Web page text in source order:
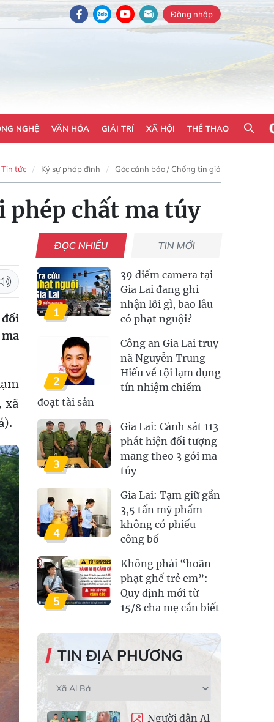
Đăng nhập
NGHỆ VĂN HÓA GIẢI TRÍ XÃ HỘI THỂ THAO
Tin tức Ký sự pháp đình Góc cảnh báo / Chống tin giả
phép chất ma túy
đối
xã
ĐỌC NHIỀU TIN MỚI
1
39 điểm camera tại
Gia Lai đang ghi
nhận lỗi gì, bao lâu
có phạt nguội?
2
Công an Gia Lai truy
nã Nguyễn Trung
Hiếu về tội lạm dụng
tín nhiệm chiếm
đoạt tài sản
3
Gia Lai: Cảnh sát 113
phát hiện đối tượng
mang theo 3 gói ma
túy
4
Gia Lai: Tạm giữ gần
3,5 tấn mỹ phẩm
không có phiếu
công bố
5
Không phải “hoãn
phạt ghế trẻ em”:
Quy định mới từ
15/8 cha mẹ cần biết
TIN ĐỊA PHƯƠNG
Người dân Al